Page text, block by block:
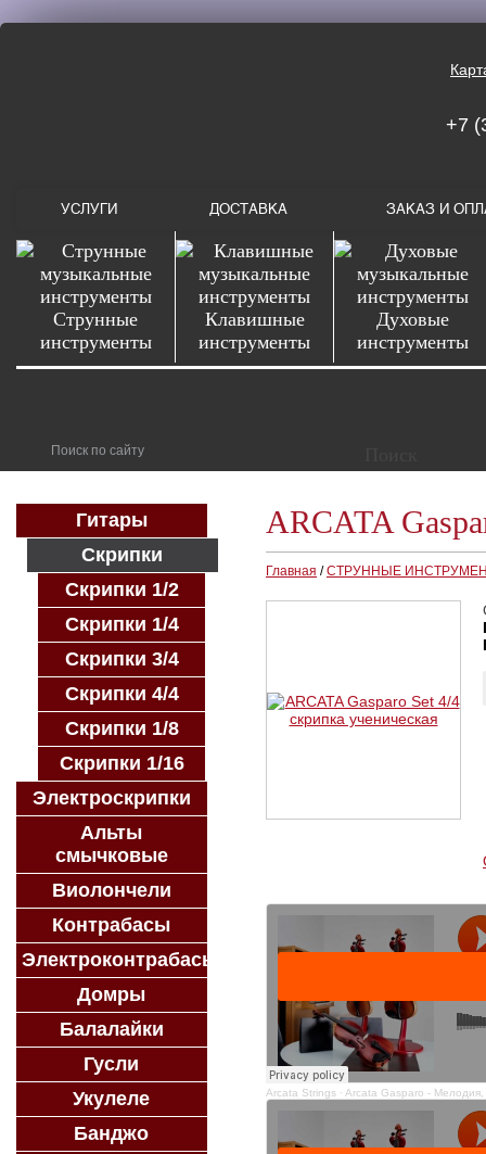
+7
УСЛУГИ ДОСТАВКА ЗАКАЗ И
Струнные
инструменты
Клавишные
инструменты
Духовые
инструменты
ARCATA
Главная /СТРУННЫЕ
Arcata Strings · Arcata Gasparo -
Гитары
Скрипки
Скрипки 1/2
Скрипки 1/4
Скрипки 3/4
Скрипки 4/4
Скрипки 1/8
Скрипки 1/16
Электроскрипки
Альты
смычковые
Виолончели
Контрабасы
Электроконтрабасы
Домры
Балалайки
Гусли
Укулеле
Банджо